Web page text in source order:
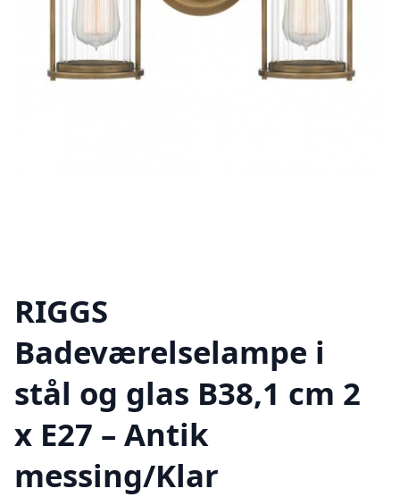
RIGGS
Badeværelselampe i
stål og glas B38,1 cm 2
x E27 – Antik
messing/Klar